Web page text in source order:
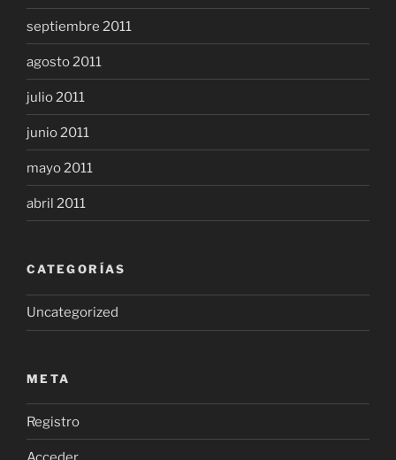
septiembre 2011
agosto 2011
julio 2011
junio 2011
mayo 2011
abril 2011
CATEGORÍAS
Uncategorized
META
Registro